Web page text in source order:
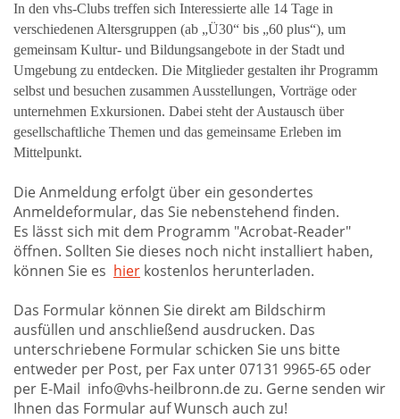
In den vhs-Clubs treffen sich Interessierte alle 14 Tage in
verschiedenen Altersgruppen (ab „Ü30“ bis „60 plus“), um
gemeinsam Kultur- und Bildungsangebote in der Stadt und
Umgebung zu entdecken. Die Mitglieder gestalten ihr Programm
selbst und besuchen zusammen Ausstellungen, Vorträge oder
unternehmen Exkursionen. Dabei steht der Austausch über
gesellschaftliche Themen und das gemeinsame Erleben im
Mittelpunkt.
Die Anmeldung erfolgt über ein gesondertes
Anmeldeformular, das Sie nebenstehend finden.
Es lässt sich mit dem Programm "Acrobat-Reader"
öffnen. Sollten Sie dieses noch nicht installiert haben,
können Sie es hier kostenlos herunterladen.
Das Formular können Sie direkt am Bildschirm
ausfüllen und anschließend ausdrucken. Das
unterschriebene Formular schicken Sie uns bitte
entweder per Post, per Fax unter 07131 9965-65 oder
per E-Mail info@vhs-heilbronn.de zu. Gerne senden wir
Ihnen das Formular auf Wunsch auch zu!